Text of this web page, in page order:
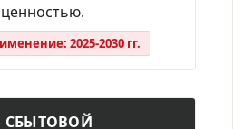
2025-2030 гг.
СБЫТОВОЙ